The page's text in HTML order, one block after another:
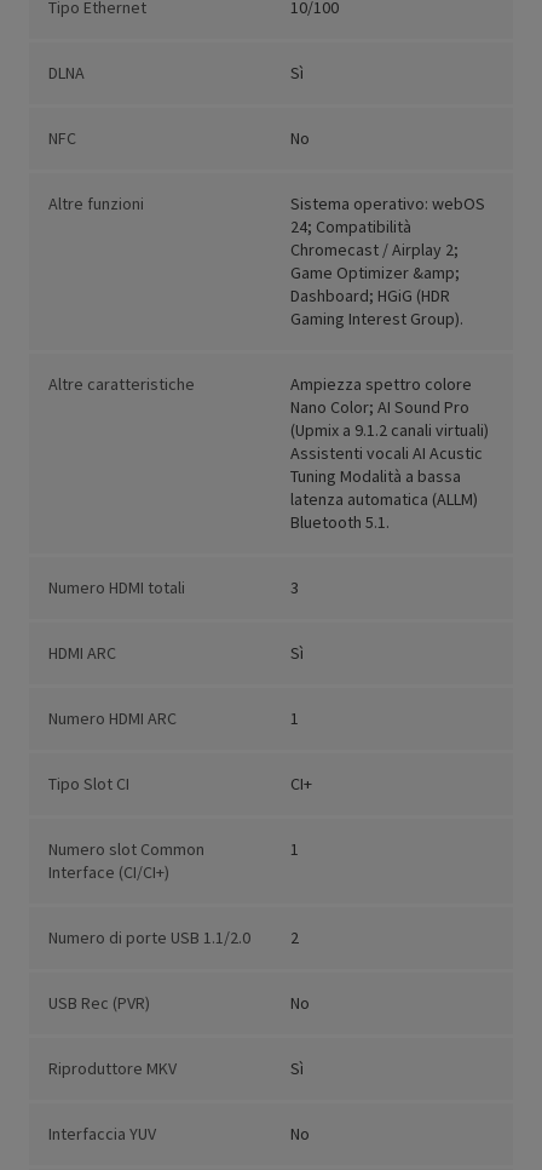
Tipo Ethernet 10/100
DLNA Sì
NFC No
Altre funzioni
Sistema operativo: webOS
24; Compatibilità
Chromecast / Airplay 2;
Game Optimizer &amp;
Dashboard; HGiG (HDR
Gaming Interest Group).
Altre caratteristiche
Ampiezza spettro colore
Nano Color; AI Sound Pro
(Upmix a 9.1.2 canali virtuali)
Assistenti vocali AI Acustic
Tuning Modalità a bassa
latenza automatica (ALLM)
Bluetooth 5.1.
Numero HDMI totali 3
HDMI ARC Sì
Numero HDMI ARC 1
Tipo Slot CI CI+
Numero slot Common
Interface (CI/CI+)
1
Numero di porte USB 1.1/2.0 2
USB Rec (PVR) No
Riproduttore MKV Sì
Interfaccia YUV No